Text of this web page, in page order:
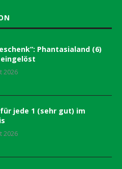
Phantasialand (6)
2026
für jede 1 (sehr gut) im
2026